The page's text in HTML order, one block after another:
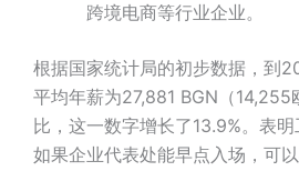
跨境电商等行业企业。
根据国家统计局的初步数据，到
平均年薪为27,881 BGN（
比，这一数字增长了13.9%。表明
如果企业代表处能早点入场，可